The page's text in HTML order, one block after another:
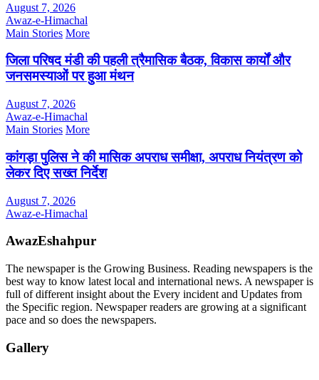
August 7, 2026
Awaz-e-Himachal
Main Stories More
जिला परिषद मंडी की पहली त्रैमासिक बैठक, विकास कार्यों और
जनसमस्याओं पर हुआ मंथन
August 7, 2026
Awaz-e-Himachal
Main Stories More
कांगड़ा पुलिस ने की मासिक अपराध समीक्षा, अपराध नियंत्रण को
लेकर दिए सख्त निर्देश
August 7, 2026
Awaz-e-Himachal
AwazEshahpur
The newspaper is the Growing Business. Reading newspapers is the
best way to know latest local and international news. A newspaper is
full of different insight about the Every incident and Updates from
the Specific region. Newspaper readers are growing at a significant
pace and so does the newspapers.
Gallery